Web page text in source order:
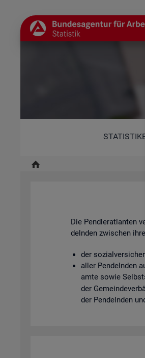
Die Pend­ler­at­lan­ten
deln­den zwi­schen
der
aller Pen­deln­den
am­te sowie
der
der Pen­deln­den